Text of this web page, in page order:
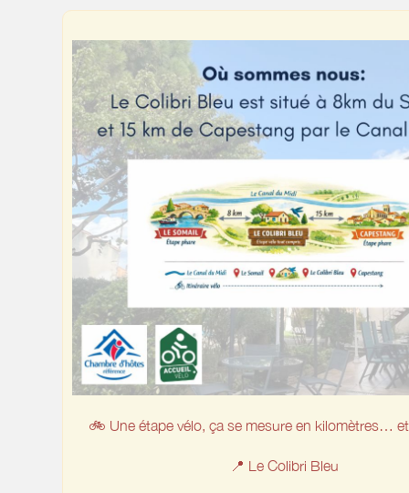
🚲 Une étape vélo, ça se mesure en kilomètres…
📍 Le Colibri Bleu